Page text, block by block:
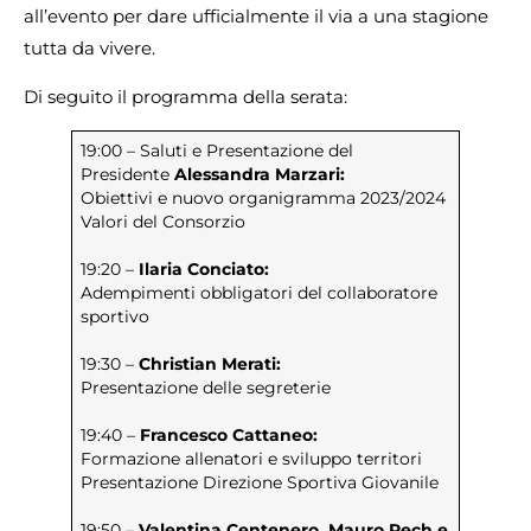
all’evento per dare ufficialmente il via a una stagione
tutta da vivere.
Di seguito il programma della serata:
19:00 – Saluti e Presentazione del
Presidente Alessandra Marzari:
Obiettivi e nuovo organigramma 2023/2024
Valori del Consorzio
19:20 –Ilaria Conciato:
Adempimenti obbligatori del collaboratore
sportivo
19:30 – Christian Merati:
Presentazione delle segreterie
19:40 – Francesco Cattaneo:
Formazione allenatori e sviluppo territori
Presentazione Direzione Sportiva Giovanile